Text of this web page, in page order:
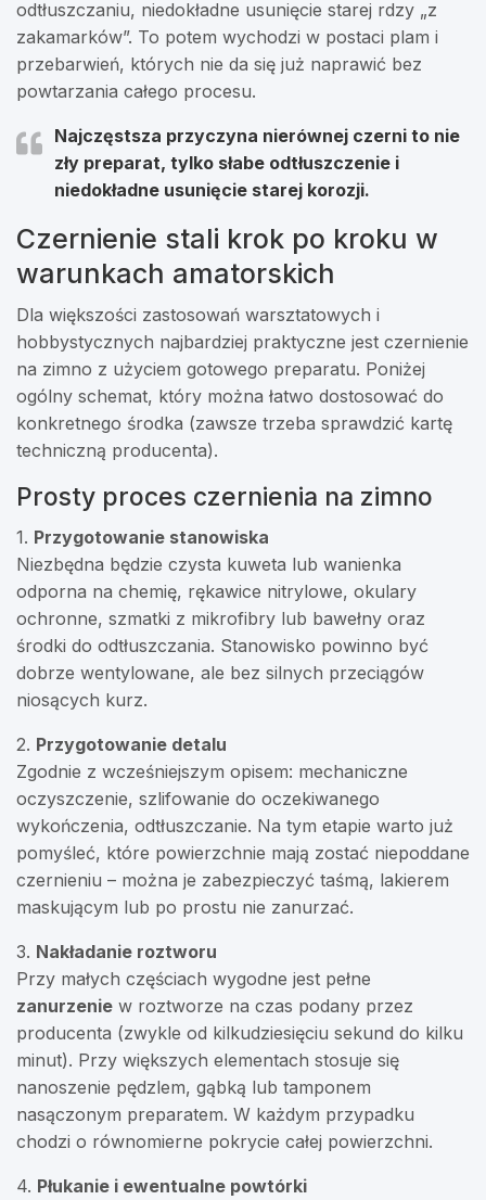
odtłuszczaniu, niedokładne usunięcie starej rdzy „z
zakamarków”. To potem wychodzi w postaci plam i
przebarwień, których nie da się już naprawić bez
powtarzania całego procesu.
Najczęstsza przyczyna nierównej czerni to nie
zły preparat, tylko słabe odtłuszczenie i
niedokładne usunięcie starej korozji.
Czernienie stali krok po kroku w
warunkach amatorskich
Dla większości zastosowań warsztatowych i
hobbystycznych najbardziej praktyczne jest czernienie
na zimno z użyciem gotowego preparatu. Poniżej
ogólny schemat, który można łatwo dostosować do
konkretnego środka (zawsze trzeba sprawdzić kartę
techniczną producenta).
Prosty proces czernienia na zimno
1. Przygotowanie stanowiska
Niezbędna będzie czysta kuweta lub wanienka
odporna na chemię, rękawice nitrylowe, okulary
ochronne, szmatki z mikrofibry lub bawełny oraz
środki do odtłuszczania. Stanowisko powinno być
dobrze wentylowane, ale bez silnych przeciągów
niosących kurz.
2. Przygotowanie detalu
Zgodnie z wcześniejszym opisem: mechaniczne
oczyszczenie, szlifowanie do oczekiwanego
wykończenia, odtłuszczanie. Na tym etapie warto już
pomyśleć, które powierzchnie mają zostać niepoddane
czernieniu – można je zabezpieczyć taśmą, lakierem
maskującym lub po prostu nie zanurzać.
3. Nakładanie roztworu
Przy małych częściach wygodne jest pełne
zanurzenie w roztworze na czas podany przez
producenta (zwykle od kilkudziesięciu sekund do kilku
minut). Przy większych elementach stosuje się
nanoszenie pędzlem, gąbką lub tamponem
nasączonym preparatem. W każdym przypadku
chodzi o równomierne pokrycie całej powierzchni.
4. Płukanie i ewentualne powtórki